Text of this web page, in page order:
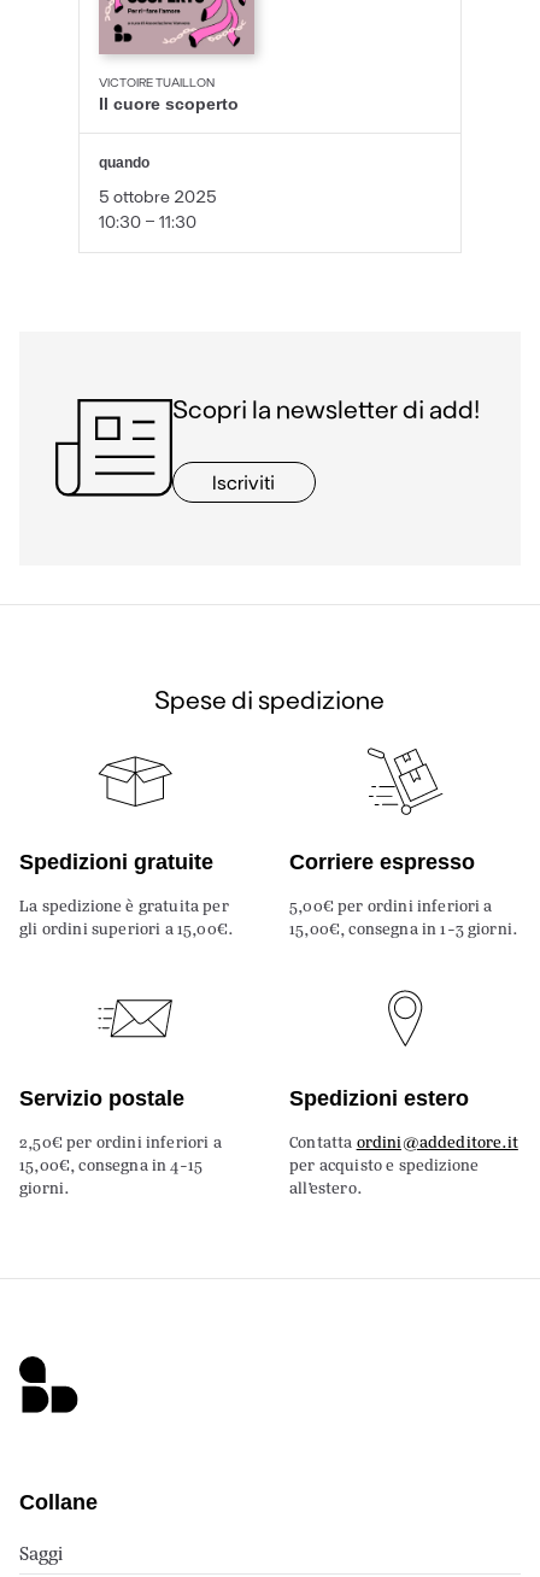
VICTOIRE TUAILLON
Il cuore scoperto
quando
5 ottobre 2025
10:30 - 11:30
Scopri la newsletter di add!
Iscriviti
Spese di spedizione
Spedizioni gratuite
La spedizione è gratuita per
gli ordini superiori a 15,00€.
Corriere espresso
5,00€ per ordini inferiori a
15,00€, consegna in 1-3 giorni.
Servizio postale
2,50€ per ordini inferiori a
15,00€, consegna in 4-15
giorni.
Spedizioni estero
Contatta ordini@addeditore.it
per acquisto e spedizione
all’estero.
Collane
Saggi